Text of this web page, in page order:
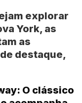
explorar
York, as
as
destaque,
O clássico